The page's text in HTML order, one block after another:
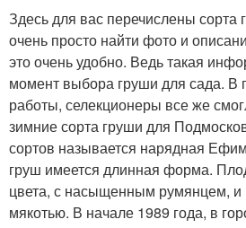
Здесь для вас перечислены сорта
очень просто найти фото и
это очень удобно. Ведь такая
момент выбора груши для сада. В
работы, селекционеры все же
зимние сорта груши для
сортов называется нарядная
груш имеется длинная форма.
цвета, с насыщенным румянцем, и
мякотью. В начале 1989 года, в